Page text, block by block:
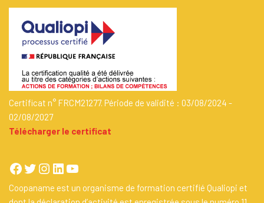
Certificat n° FRCM21277. Période de validité : 03/08/2024 -
02/08/2027
Télécharger le certificat
Coopaname est un organisme de formation certifié Qualiopi et